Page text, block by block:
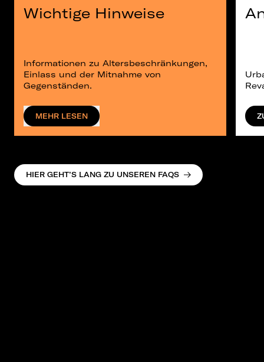
Wichtige Hinweise
Informationen zu Altersbeschränkungen,
Einlass und der Mitnahme von
Gegenständen.
MEHR LESEN
HIER GEHT’S LANG ZU UNSEREN FAQS